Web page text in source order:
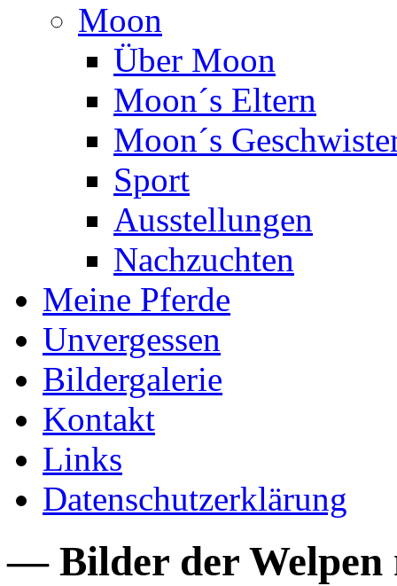
Moon
Über Moon
Moon´s Eltern
Moon´s
Sport
Ausstellungen
Nachzuchten
Meine Pferde
Unvergessen
Bildergalerie
Kontakt
Links
Datenschutzerklärung
— Bilder der